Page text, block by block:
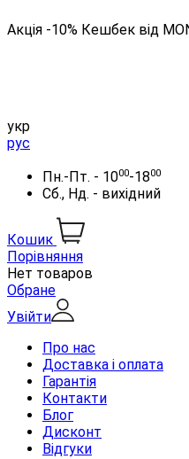
Акція -10% Кешбек від
укр
рус
Пн.-Пт. - 1000-1800
Сб., Нд. - вихідний
Кошик
Порівняння
Нет товаров
Обране
Увійти
Про нас
Доставка і оплата
Гарантія
Контакти
Блог
Дисконт
Відгуки